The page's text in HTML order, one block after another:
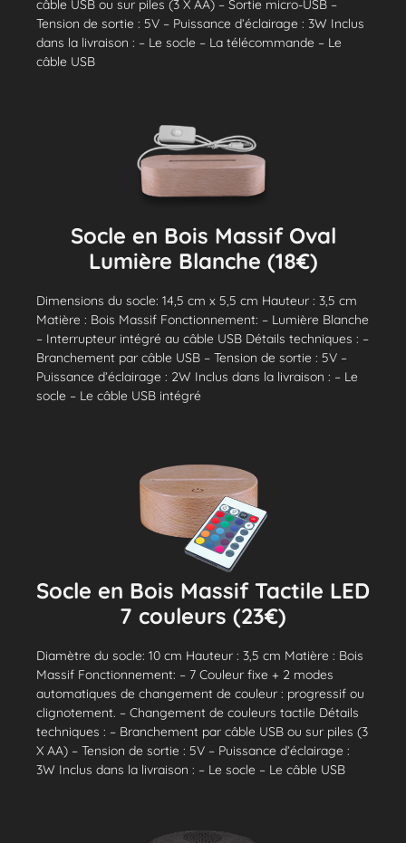
câble USB ou sur piles (3 X AA) – Sortie micro-USB –
Tension de sortie : 5V – Puissance d’éclairage : 3W Inclus
dans la livraison : – Le socle – La télécommande – Le
câble USB
Socle en Bois Massif Oval
Lumière Blanche (18€)
Dimensions du socle: 14,5 cm x 5,5 cm Hauteur : 3,5 cm
Matière : Bois Massif Fonctionnement: – Lumière Blanche
– Interrupteur intégré au câble USB Détails techniques : –
Branchement par câble USB – Tension de sortie : 5V –
Puissance d’éclairage : 2W Inclus dans la livraison : – Le
socle – Le câble USB intégré
Socle en Bois Massif Tactile LED
7 couleurs (23€)
Diamètre du socle: 10 cm Hauteur : 3,5 cm Matière : Bois
Massif Fonctionnement: – 7 Couleur fixe + 2 modes
automatiques de changement de couleur : progressif ou
clignotement. – Changement de couleurs tactile Détails
techniques : – Branchement par câble USB ou sur piles (3
X AA) – Tension de sortie : 5V – Puissance d’éclairage :
3W Inclus dans la livraison : – Le socle – Le câble USB